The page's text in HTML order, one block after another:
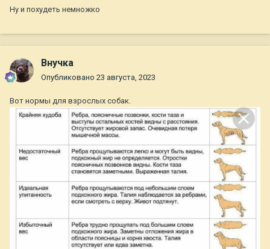
Ну и похудеть немножко
Внучка
Опубликовано 23 августа, 2023
Вот нормы для взрослых собак.